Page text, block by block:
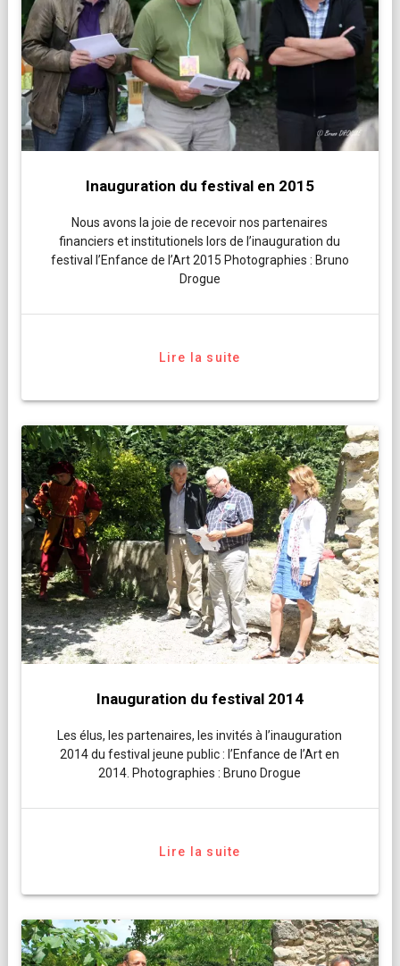
Inauguration du festival en 2015
Nous avons la joie de recevoir nos partenaires
financiers et institutionels lors de l’inauguration du
festival l’Enfance de l’Art 2015 Photographies : Bruno
Drogue
Lire la suite
Inauguration du festival 2014
Les élus, les partenaires, les invités à l’inauguration
2014 du festival jeune public : l’Enfance de l’Art en
2014. Photographies : Bruno Drogue
Lire la suite